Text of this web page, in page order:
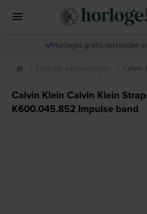
Horloges gratis verzonden
Speciale aanbiedingen Calvin
Calvin Klein Calvin Klein
K600.045.852 Impulse band